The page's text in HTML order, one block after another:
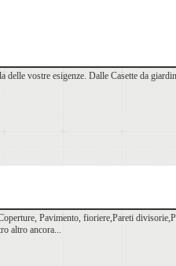
vostre esigenze. Dalle Casette da
Pavimento, fioriere,Pareti
altro ancora...